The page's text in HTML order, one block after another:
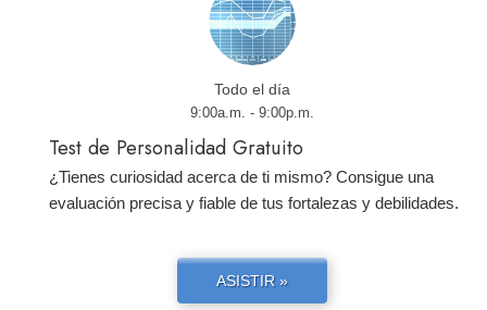
Todo el día
9:00a.m. - 9:00p.m.
Test de Personalidad Gratuito
¿Tienes curiosidad acerca de ti mismo? Consigue una
evaluación precisa y fiable de tus fortalezas y debilidades.
ASISTIR »